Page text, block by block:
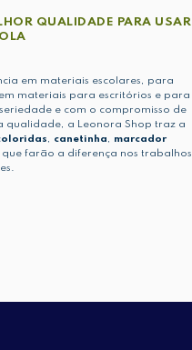
QUALIDADE PARA USAR
em materiais escolares, para
materiais para escritórios e para
e com o compromisso de
qualidade, a Leonora Shop traz a
, canetinha, marcador
farão a diferença nos trabalhos